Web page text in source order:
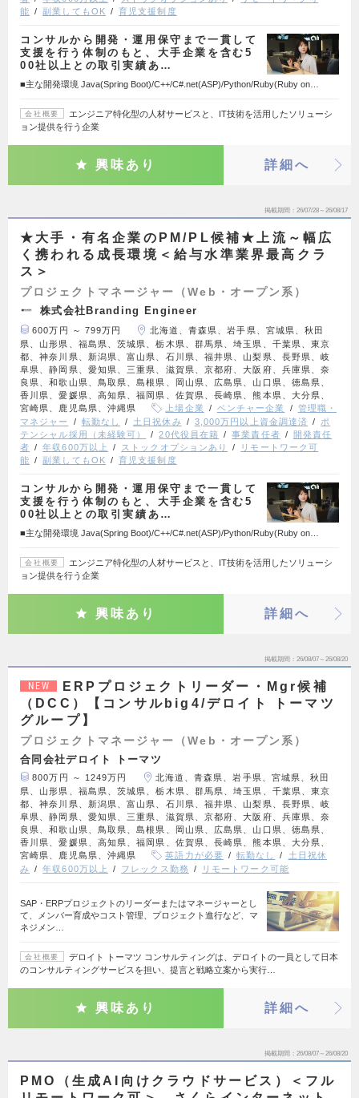
能
副業してもOK 育児支援制度
コンサルから開発・運用保守まで一貫して
支援を行う体制のもと、大手企業を含む5
00社以上との取引実績あ…
■主な開発環境 Java(Spring Boot)/C++/C#.net(ASP)/Python/Ruby(Ruby on…
会社概要
エンジニア特化型の人材サービスと、IT技術を活用したソリューシ
ョン提供を行う企業
興味あり 詳細へ
掲載期間 26/07/28～26/08/17
★大手・有名企業のPM/PL候補★上流～幅広
く携われる成長環境＜給与水準業界最高クラ
ス＞
プロジェクトマネージャー（Web・オープン系）
株式会社Branding Engineer
600万円 ～ 799万円
北海道、青森県、岩手県、宮城県、秋田
県、山形県、福島県、茨城県、栃木県、群馬県、埼玉県、千葉県、東京
都、神奈川県、新潟県、富山県、石川県、福井県、山梨県、長野県、岐
阜県、静岡県、愛知県、三重県、滋賀県、京都府、大阪府、兵庫県、奈
良県、和歌山県、鳥取県、島根県、岡山県、広島県、山口県、徳島県、
香川県、愛媛県、高知県、福岡県、佐賀県、長崎県、熊本県、大分県、
宮崎県、鹿児島県、沖縄県
上場企業 ベンチャー企業
管理職・
マネジャー
転勤なし 土日祝休み 3,000万円以上資金調達済
ポ
テンシャル採用（未経験可）
20代役員在籍 事業責任者
開発責任
者
年収600万以上 ストックオプションあり
リモートワーク可
能
副業してもOK 育児支援制度
コンサルから開発・運用保守まで一貫して
支援を行う体制のもと、大手企業を含む5
00社以上との取引実績あ…
■主な開発環境 Java(Spring Boot)/C++/C#.net(ASP)/Python/Ruby(Ruby on…
会社概要
エンジニア特化型の人材サービスと、IT技術を活用したソリューシ
ョン提供を行う企業
興味あり 詳細へ
掲載期間 26/08/07～26/08/20
NEW
ERPプロジェクトリーダー・Mgr候補
（DCC）【コンサルbig4/デロイト トーマツ
グループ】
プロジェクトマネージャー（Web・オープン系）
合同会社デロイト トーマツ
800万円 ～ 1249万円
北海道、青森県、岩手県、宮城県、秋田
県、山形県、福島県、茨城県、栃木県、群馬県、埼玉県、千葉県、東京
都、神奈川県、新潟県、富山県、石川県、福井県、山梨県、長野県、岐
阜県、静岡県、愛知県、三重県、滋賀県、京都府、大阪府、兵庫県、奈
良県、和歌山県、鳥取県、島根県、岡山県、広島県、山口県、徳島県、
香川県、愛媛県、高知県、福岡県、佐賀県、長崎県、熊本県、大分県、
宮崎県、鹿児島県、沖縄県
英語力が必要 転勤なし
土日祝休
み
年収600万以上 フレックス勤務 リモートワーク可能
SAP・ERPプロジェクトのリーダーまたはマネージャーとし
て、メンバー育成やコスト管理、プロジェクト進行など、マ
ネジメン…
会社概要
デロイト トーマツ コンサルティングは、デロイトの一員として日本
のコンサルティングサービスを担い、提言と戦略立案から実行…
興味あり 詳細へ
掲載期間 26/08/07～26/08/20
PMO（生成AI向けクラウドサービス）＜フル